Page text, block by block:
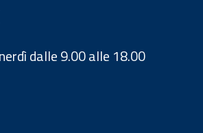
dalle 9.00 alle 18.00